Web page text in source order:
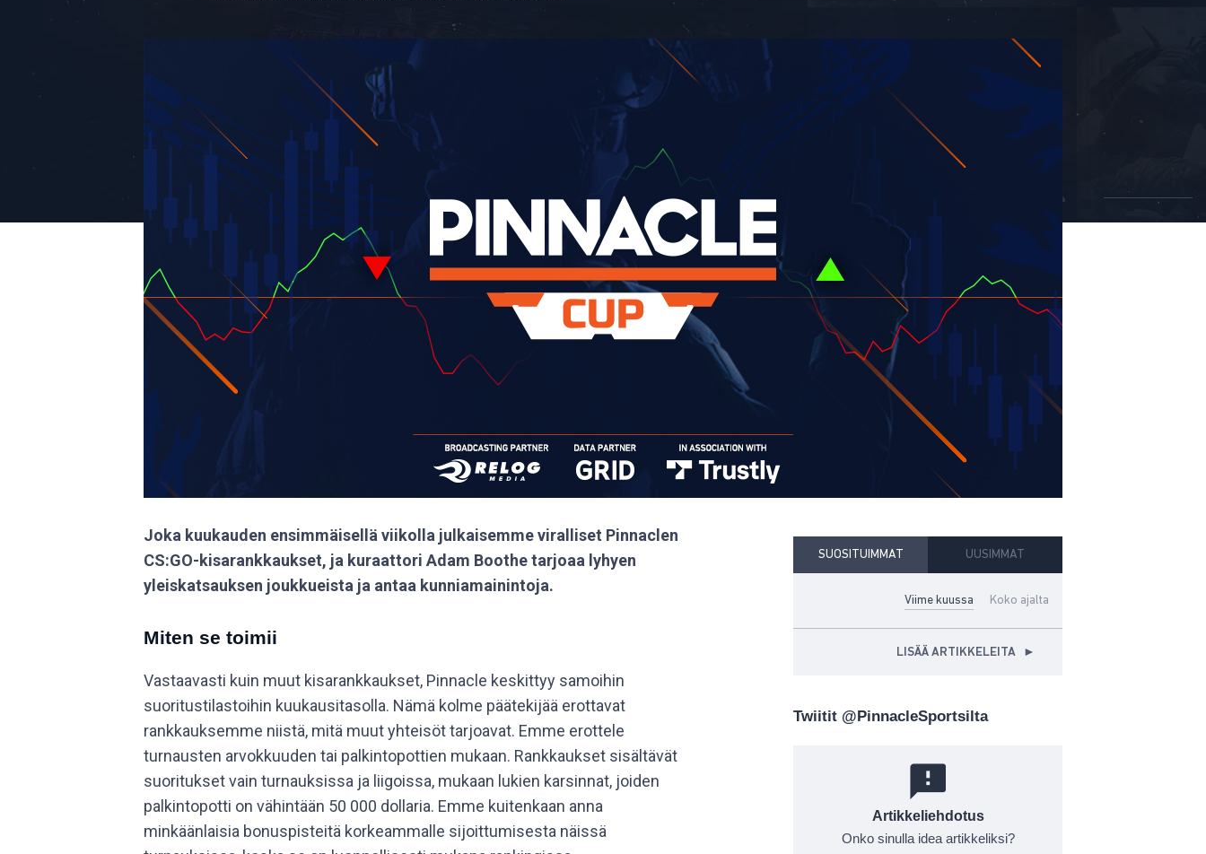
SUOSITUIMMAT UUSIMMAT
Viime kuussa Koko ajalta
LISÄÄ ARTIKKELEITA ►
Twiitit @PinnacleSportsilta
Artikkeliehdotus
Onko sinulla idea artikkeliksi?
Joka kuukauden ensimmäisellä viikolla julkaisemme viralliset Pinnaclen
CS:GO-kisarankkaukset, ja kuraattori Adam Boothe tarjoaa lyhyen
yleiskatsauksen joukkueista ja antaa kunniamainintoja.
Miten se toimii
Vastaavasti kuin muut kisarankkaukset, Pinnacle keskittyy samoihin
suoritustilastoihin kuukausitasolla. Nämä kolme päätekijää erottavat
rankkauksemme niistä, mitä muut yhteisöt tarjoavat. Emme erottele
turnausten arvokkuuden tai palkintopottien mukaan. Rankkaukset sisältävät
suoritukset vain turnauksissa ja liigoissa, mukaan lukien karsinnat, joiden
palkintopotti on vähintään 50 000 dollaria. Emme kuitenkaan anna
minkäänlaisia bonuspisteitä korkeammalle sijoittumisesta näissä